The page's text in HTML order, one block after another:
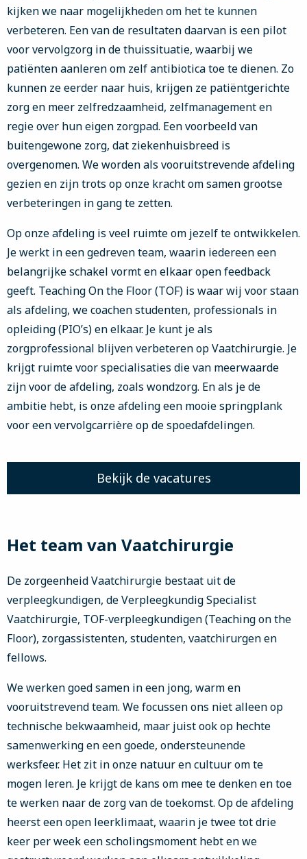
kijken we naar mogelijkheden om het te kunnen
verbeteren. Een van de resultaten daarvan is een pilot
voor vervolgzorg in de thuissituatie, waarbij we
patiënten aanleren om zelf antibiotica toe te dienen. Zo
kunnen ze eerder naar huis, krijgen ze patiëntgerichte
zorg en meer zelfredzaamheid, zelfmanagement en
regie over hun eigen zorgpad. Een voorbeeld van
buitengewone zorg, dat ziekenhuisbreed is
overgenomen. We worden als vooruitstrevende afdeling
gezien en zijn trots op onze kracht om samen grootse
verbeteringen in gang te zetten.
Op onze afdeling is veel ruimte om jezelf te ontwikkelen.
Je werkt in een gedreven team, waarin iedereen een
belangrijke schakel vormt en elkaar open feedback
geeft. Teaching On the Floor (TOF) is waar wij voor staan
als afdeling, we coachen studenten, professionals in
opleiding (PIO’s) en elkaar. Je kunt je als
zorgprofessional blijven verbeteren op Vaatchirurgie. Je
krijgt ruimte voor specialisaties die van meerwaarde
zijn voor de afdeling, zoals wondzorg. En als je de
ambitie hebt, is onze afdeling een mooie springplank
voor een vervolgcarrière op de spoedafdelingen.
Bekijk de vacatures
Het team van Vaatchirurgie
De zorgeenheid Vaatchirurgie bestaat uit de
verpleegkundigen, de Verpleegkundig Specialist
Vaatchirurgie, TOF-verpleegkundigen (Teaching on the
Floor), zorgassistenten, studenten, vaatchirurgen en
fellows.
We werken goed samen in een jong, warm en
vooruitstrevend team. We focussen ons niet alleen op
technische bekwaamheid, maar juist ook op hechte
samenwerking en een goede, ondersteunende
werksfeer. Het zit in onze natuur en cultuur om te
mogen leren. Je krijgt de kans om mee te denken en toe
te werken naar de zorg van de toekomst. Op de afdeling
heerst een open leerklimaat, waarin je twee tot drie
keer per week een scholingsmoment hebt en we